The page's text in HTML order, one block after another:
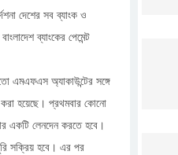
দেশের সব ব্যাংক ও
ব্যাংকের পেমেন্ট
এমএফএস অ্যাকাউন্টের সঙ্গে
হয়েছে। প্রথমবার কোনো
একটি লেনদেন করতে হবে।
সক্রিয় হবে। এর পর